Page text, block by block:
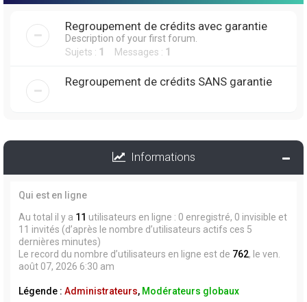
Regroupement de crédits avec garantie
Description of your first forum.
Sujets : 1 Messages : 1
Regroupement de crédits SANS garantie
Informations
Qui est en ligne
Au total il y a 11 utilisateurs en ligne : 0 enregistré, 0 invisible et
11 invités (d’après le nombre d’utilisateurs actifs ces 5
dernières minutes)
Le record du nombre d’utilisateurs en ligne est de 762, le ven.
août 07, 2026 6:30 am
Légende : Administrateurs, Modérateurs globaux